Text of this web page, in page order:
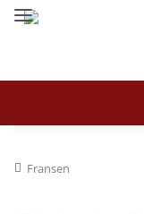
Fransen